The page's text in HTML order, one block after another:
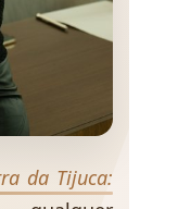
da Tijuca: